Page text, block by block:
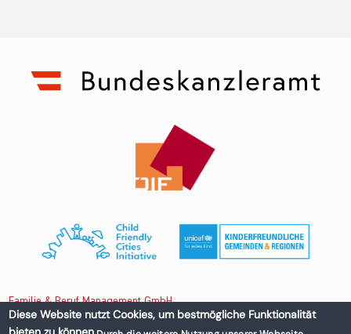
Familie & Beruf Management GmbH
Diese Website nutzt Cookies, um bestmögliche Funktionalität